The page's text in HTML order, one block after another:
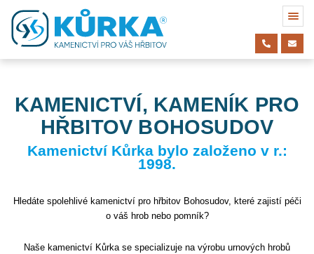
KAMENICTVÍ, KAMENÍK PRO
HŘBITOV BOHOSUDOV
Kamenictví Kůrka bylo založeno v r.:
1998.
Hledáte spolehlivé kamenictví pro hřbitov Bohosudov, které zajistí péči
o váš hrob nebo pomník?
Naše kamenictví Kůrka se specializuje na výrobu urnových hrobů